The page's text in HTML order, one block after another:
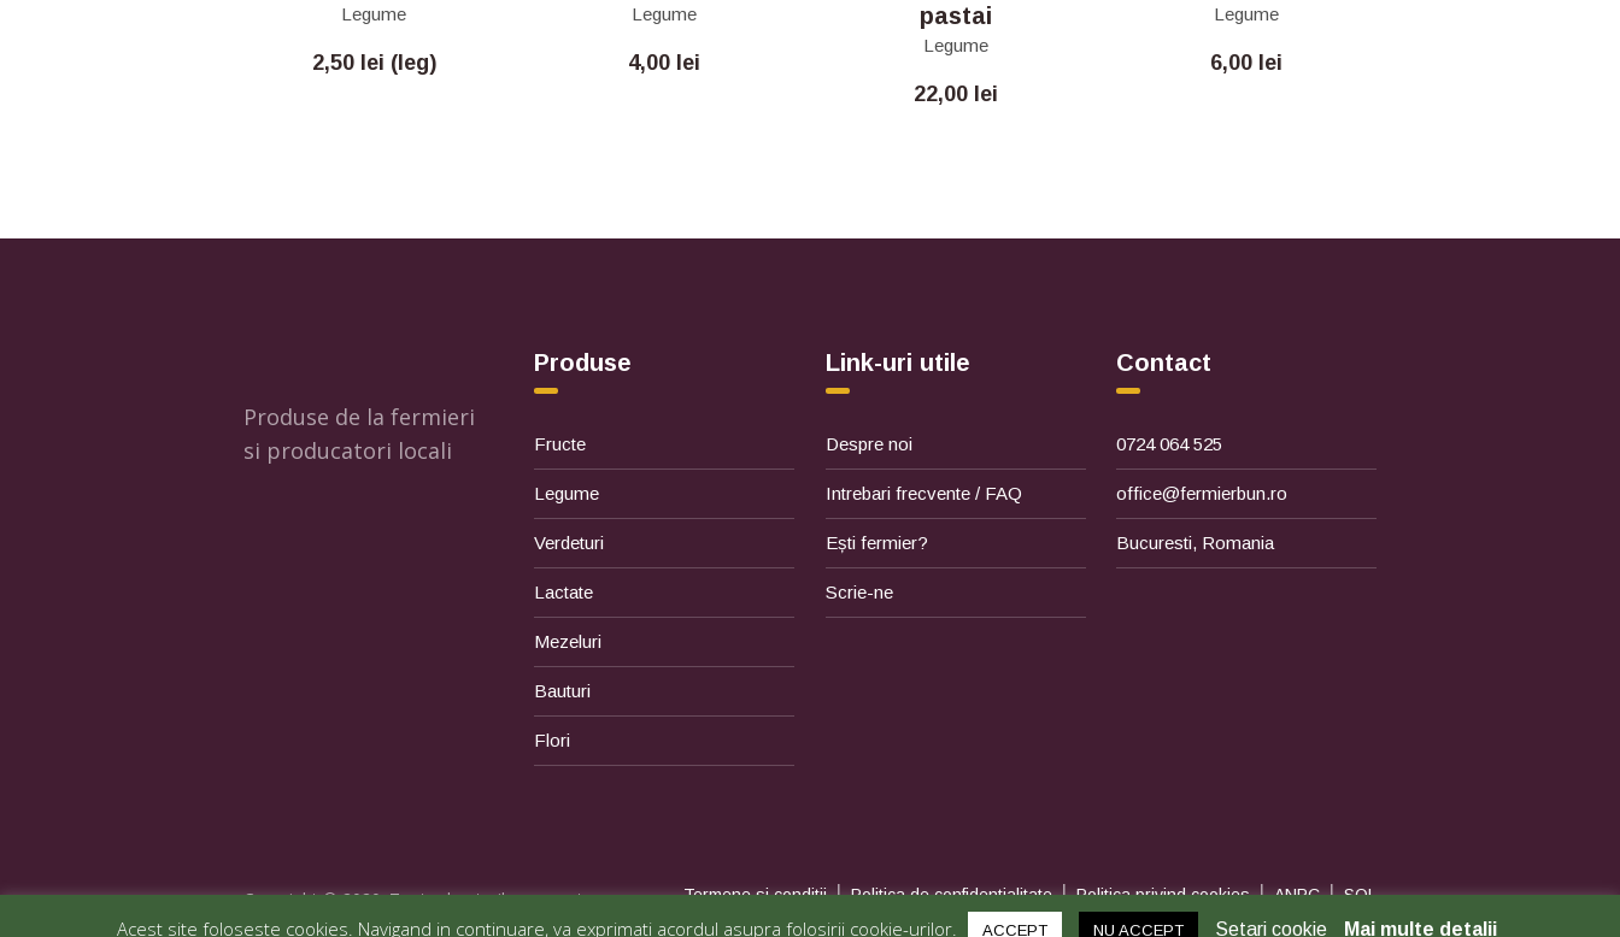
Legume
2,50 lei (leg)
Legume
4,00 lei
pastai
Legume
22,00 lei
Legume
6,00 lei
Produse de la fermieri
si producatori locali
Produse
Fructe
Legume
Verdeturi
Lactate
Mezeluri
Bauturi
Flori
Link-uri utile
Despre noi
Intrebari frecvente / FAQ
Ești fermier?
Scrie-ne
Contact
0724 064 525
office@fermierbun.ro
Bucuresti, Romania
Termene si conditii|Politica de confidentialitate|Politica privind cookies|ANPC|SOL
Copyright © 2020. Toate drepturile rezervate.
Acest site foloseste cookies. Navigand in continuare, va exprimati acordul asupra folosirii cookie-urilor. ACCEPT NU ACCEPT Setari cookie Mai multe detalii